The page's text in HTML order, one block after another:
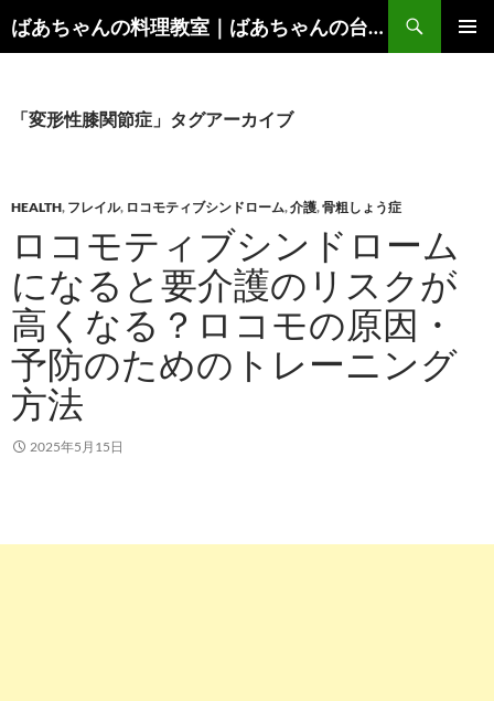
ン
ばあちゃんの料理教室｜ばあちゃんの台所から学ぶ、食と健康の知恵
索
「変形性膝関節症」タグアーカイブ
HEALTH, フレイル, ロコモティブシンドローム,介護,骨粗しょう症
ロコモティブシンドローム
になると要介護のリスクが
高くなる？ロコモの原因・
予防のためのトレーニング
方法
2025年5月15日